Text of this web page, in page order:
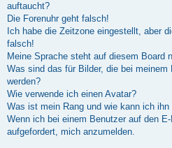
auftaucht?
Die Forenuhr geht falsch!
Ich habe die Zeitzone eingestellt, aber
falsch!
Meine Sprache steht auf diesem Board
Was sind das für Bilder, die bei meinem
werden?
Wie verwende ich einen Avatar?
Was ist mein Rang und wie kann ich ihn
Wenn ich bei einem Benutzer auf den
aufgefordert, mich anzumelden.